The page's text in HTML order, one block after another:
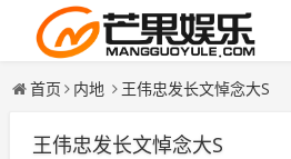
首页 内地 王伟忠发长文悼念大S
王伟忠发长文悼念大S